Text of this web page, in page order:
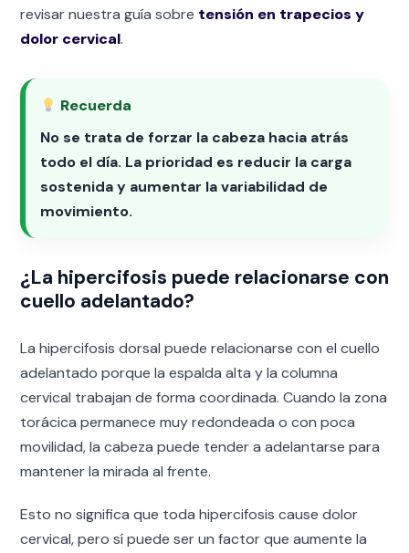
revisar nuestra guía sobre tensión en trapecios y
dolor cervical.
Recuerda
No se trata de forzar la cabeza hacia atrás
todo el día. La prioridad es reducir la carga
sostenida y aumentar la variabilidad de
movimiento.
¿La hipercifosis puede relacionarse con
cuello adelantado?
La hipercifosis dorsal puede relacionarse con el cuello
adelantado porque la espalda alta y la columna
cervical trabajan de forma coordinada. Cuando la zona
torácica permanece muy redondeada o con poca
movilidad, la cabeza puede tender a adelantarse para
mantener la mirada al frente.
Esto no significa que toda hipercifosis cause dolor
cervical, pero sí puede ser un factor que aumente la